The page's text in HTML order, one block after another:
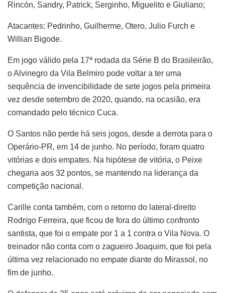
Rincón, Sandry, Patrick, Serginho, Miguelito e Giuliano;
Atacantes: Pedrinho, Guilherme, Otero, Julio Furch e
Willian Bigode.
Em jogo válido pela 17ª rodada da Série B do Brasileirão,
o Alvinegro da Vila Belmiro pode voltar a ter uma
sequência de invencibilidade de sete jogos pela primeira
vez desde setembro de 2020, quando, na ocasião, era
comandado pelo técnico Cuca.
O Santos não perde há seis jogos, desde a derrota para o
Operário-PR, em 14 de junho. No período, foram quatro
vitórias e dois empates. Na hipótese de vitória, o Peixe
chegaria aos 32 pontos, se mantendo na liderança da
competição nacional.
Carille conta também, com o retorno do lateral-direito
Rodrigo Ferreira, que ficou de fora do último confronto
santista, que foi o empate por 1 a 1 contra o Vila Nova. O
treinador não conta com o zagueiro Joaquim, que foi pela
última vez relacionado no empate diante do Mirassol, no
fim de junho.